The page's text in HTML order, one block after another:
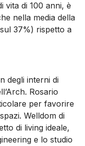
vita di 100 anni, è
nella media della
37%) rispetto a
degli interni di
Rosario
per favorire
Welldom di
di living ideale,
e lo studio